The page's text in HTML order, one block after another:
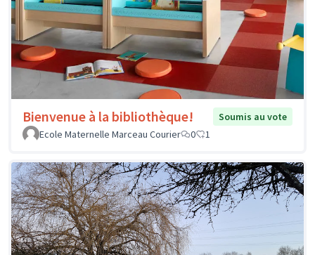
Bienvenue à la bibliothèque!
Soumis au vote
Ecole Maternelle Marceau Courier
0 1